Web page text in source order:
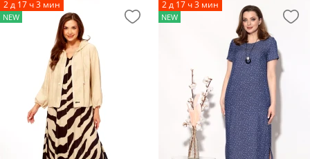
2 д 17 ч 3 мин
NEW
2 д 17 ч 3 мин
NEW